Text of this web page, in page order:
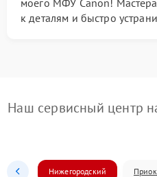
к деталям и быстро
Наш сервисный центр
Нижегородский